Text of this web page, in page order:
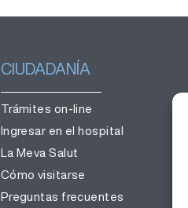
CIUDADANÍA
Trámites on-line
Ingresar en el hospital
La Meva Salut
Cómo visitarse
Preguntas frecuentes